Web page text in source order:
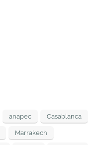
anapec Casablanca
Marrakech